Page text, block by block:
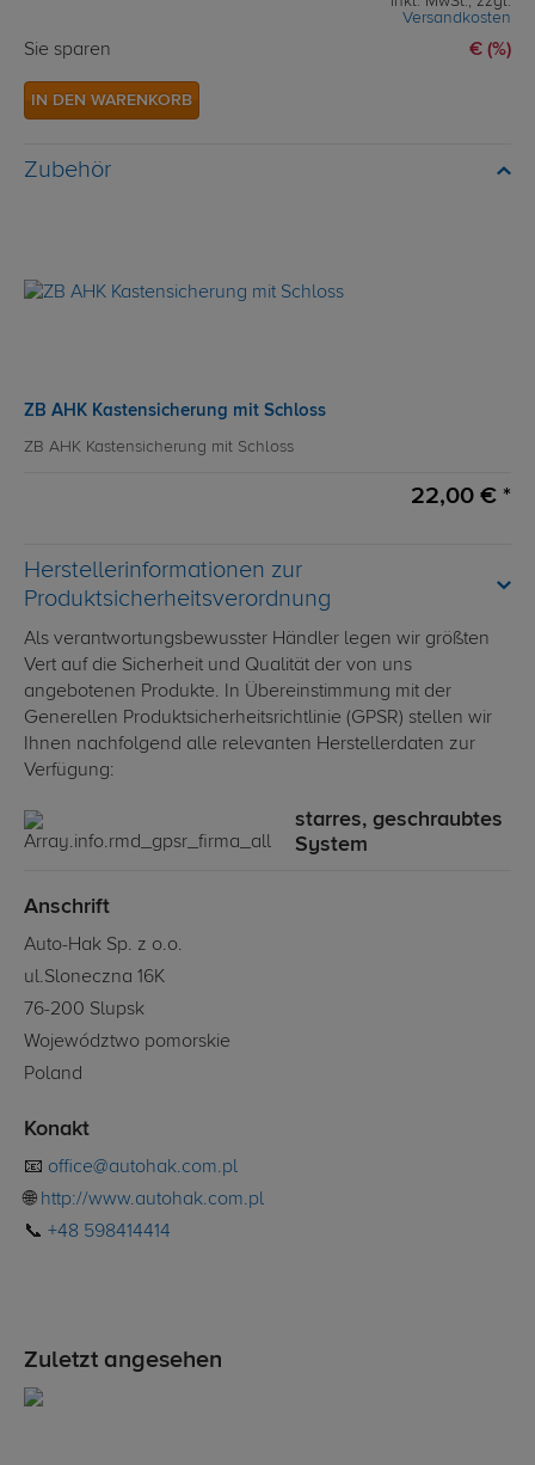
Versandkosten
Sie sparen € (%)
IN DEN WARENKORB
Zubehör
ZB AHK Kastensicherung mit Schloss
ZB AHK Kastensicherung mit Schloss
22,00 € *
Herstellerinformationen zur
Produktsicherheitsverordnung
Als verantwortungsbewusster Händler legen wir größten
Vert auf die Sicherheit und Qualität der von uns
angebotenen Produkte. In Übereinstimmung mit der
Generellen Produktsicherheitsrichtlinie (GPSR) stellen wir
Ihnen nachfolgend alle relevanten Herstellerdaten zur
Verfügung:
starres, geschraubtes
System
Anschrift
Auto-Hak Sp. z o.o.
ul.Sloneczna 16K
76-200 Slupsk
Województwo pomorskie
Poland
Konakt
📧 office@autohak.com.pl
🌐 http://www.autohak.com.pl
📞 +48 598414414
Zuletzt angesehen